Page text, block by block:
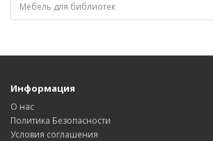
Мебель для библиотек
Информация
О нас
Политика Безопасности
Условия соглашения